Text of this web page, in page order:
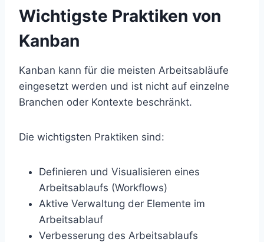
Wichtigste Praktiken von
Kanban
Kanban kann für die meisten Arbeitsabläufe
eingesetzt werden und ist nicht auf einzelne
Branchen oder Kontexte beschränkt.
Die wichtigsten Praktiken sind:
Definieren und Visualisieren eines
Arbeitsablaufs (Workflows)
Aktive Verwaltung der Elemente im
Arbeitsablauf
Verbesserung des Arbeitsablaufs